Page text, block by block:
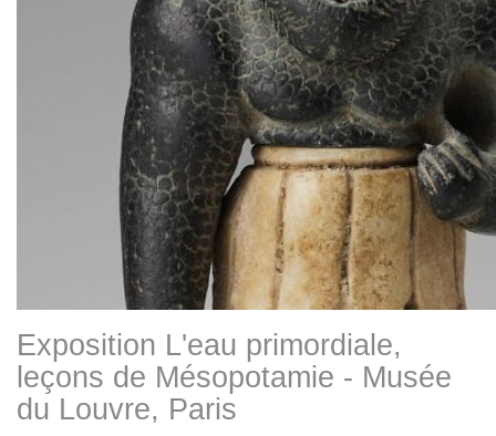
Exposition L'eau primordiale,
leçons de Mésopotamie - Musée
du Louvre, Paris